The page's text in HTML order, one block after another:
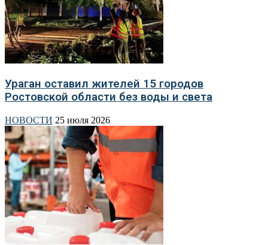
Ураган оставил жителей 15 городов
Ростовской области без воды и света
НОВОСТИ 25 июля 2026